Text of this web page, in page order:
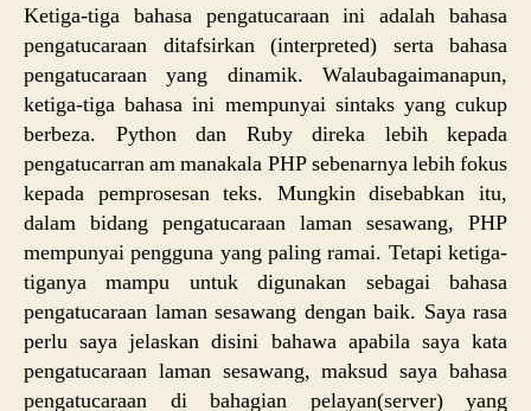
Ketiga-tiga bahasa pengatucaraan ini adalah bahasa
pengatucaraan ditafsirkan (interpreted) serta bahasa
pengatucaraan yang dinamik. Walaubagaimanapun,
ketiga-tiga bahasa ini mempunyai sintaks yang cukup
berbeza. Python dan Ruby direka lebih kepada
pengatucarran am manakala PHP sebenarnya lebih fokus
kepada pemprosesan teks. Mungkin disebabkan itu,
dalam bidang pengatucaraan laman sesawang, PHP
mempunyai pengguna yang paling ramai. Tetapi ketiga-
tiganya mampu untuk digunakan sebagai bahasa
pengatucaraan laman sesawang dengan baik. Saya rasa
perlu saya jelaskan disini bahawa apabila saya kata
pengatucaraan laman sesawang, maksud saya bahasa
pengatucaraan di bahagian pelayan(server) yang